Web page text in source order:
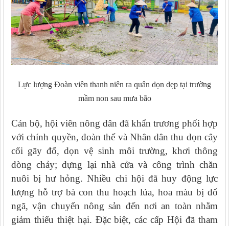
Lực lượng Đoàn viên thanh niên ra quân dọn dẹp tại trường
mầm non sau mưa bão
Cán bộ, hội viên nông dân đã khẩn trương phối hợp
với chính quyền, đoàn thể và Nhân dân thu dọn cây
cối gãy đổ, dọn vệ sinh môi trường, khơi thông
dòng chảy; dựng lại nhà cửa và công trình chăn
nuôi bị hư hỏng. Nhiều chi hội đã huy động lực
lượng hỗ trợ bà con thu hoạch lúa, hoa màu bị đổ
ngã, vận chuyển nông sản đến nơi an toàn nhằm
giảm thiểu thiệt hại. Đặc biệt, các cấp Hội đã tham